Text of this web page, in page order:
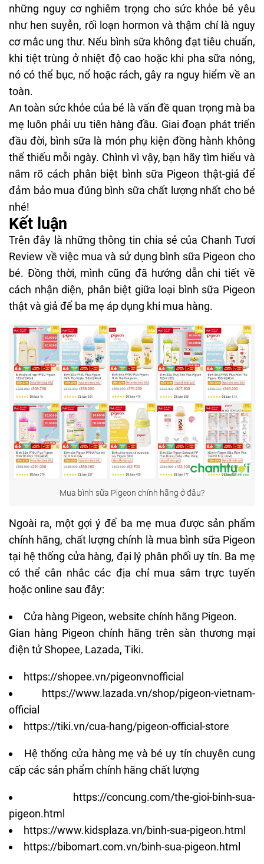
những nguy cơ nghiêm trọng cho sức khỏe bé yêu
như hen suyễn, rối loạn hormon và thậm chí là nguy
cơ mắc ung thư. Nếu bình sữa không đạt tiêu chuẩn,
khi tiệt trùng ở nhiệt độ cao hoặc khi pha sữa nóng,
nó có thể bục, nổ hoặc rách, gây ra nguy hiểm về an
toàn.
An toàn sức khỏe của bé là vấn đề quan trọng mà ba
mẹ luôn phải ưu tiên hàng đầu. Giai đoạn phát triển
đầu đời, bình sữa là món phụ kiện đồng hành không
thể thiếu mỗi ngày. Chình vì vậy, bạn hãy tìm hiểu và
nắm rõ cách phân biệt bình sữa Pigeon thật-giả để
đảm bảo mua đúng bình sữa chất lượng nhất cho bé
nhé!
Kết luận
Trên đây là những thông tin chia sẻ của Chanh Tươi
Review về việc mua và sử dụng bình sữa Pigeon cho
bé. Đồng thời, mình cũng đã hướng dẫn chi tiết về
cách nhận diện, phân biệt giữa loại bình sữa Pigeon
thật và giả để ba mẹ áp dụng khi mua hàng.
Mua bình sữa Pigeon chính hãng ở đâu?
Ngoài ra, một gợi ý để ba mẹ mua được sản phẩm
chính hãng, chất lượng chính là mua bình sữa Pigeon
tại hệ thống cửa hàng, đại lý phân phối uy tín. Ba mẹ
có thể cân nhắc các địa chỉ mua sắm trực tuyến
hoặc online sau đây:
Cửa hàng Pigeon, website chính hãng Pigeon.
Gian hàng Pigeon chính hãng trên sàn thương mại
điện tử Shopee, Lazada, Tiki.
https://shopee.vn/pigeonvnofficial
https://www.lazada.vn/shop/pigeon-vietnam-
official
https://tiki.vn/cua-hang/pigeon-official-store
Hệ thống cửa hàng mẹ và bé uy tín chuyên cung
cấp các sản phẩm chính hãng chất lượng
https://concung.com/the-gioi-binh-sua-
pigeon.html
https://www.kidsplaza.vn/binh-sua-pigeon.html
https://bibomart.com.vn/binh-sua-pigeon.html